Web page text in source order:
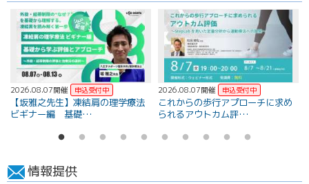
2026.08.07開催
【坂雅之先生】凍結肩の理学療法
ビギナー編 基礎…
2026.08.07開催
これからの歩行アプローチに求め
られるアウトカム評…
情報提供